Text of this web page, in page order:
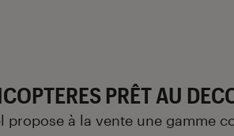
PRÊT AU
propose à la vente une gamme